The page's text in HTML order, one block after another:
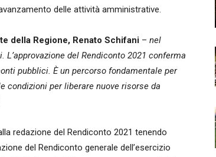
delle attività amministrative.
della Regione, Renato Schifani – nel
del Rendiconto 2021 conferma
pubblici. È un percorso fondamentale per
condizioni per liberare nuove risorse da
redazione del Rendiconto 2021 tenendo
del Rendiconto generale dell’esercizio